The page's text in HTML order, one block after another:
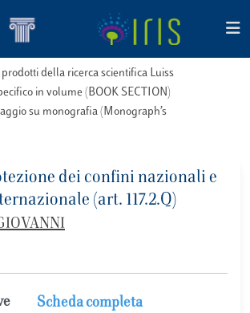
della ricerca scientifica Luiss
in volume (BOOK SECTION)
su monografia (Monograph’s
dei confini nazionali e
(art. 117.2.Q)
Scheda completa